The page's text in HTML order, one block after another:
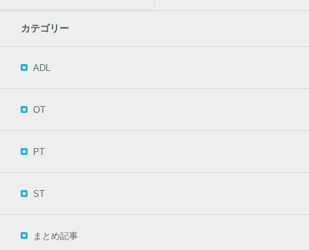
カテゴリー
ADL
OT
PT
ST
まとめ記事